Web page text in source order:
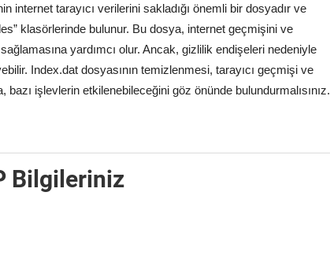
internet tarayıcı verilerini sakladığı önemli bir dosyadır ve
klasörlerinde bulunur. Bu dosya, internet geçmişini ve
yardımcı olur. Ancak, gizlilik endişeleri nedeniyle
Index.dat dosyasının temizlenmesi, tarayıcı geçmişi ve
bazı işlevlerin etkilenebileceğini göz önünde bulundurmalısınız.
Bilgileriniz